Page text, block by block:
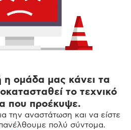
η ομάδα μας κάνει τα
το τεχνικό
που προέκυψε.
την αναστάτωση και να είστε
πολύ σύντομα.